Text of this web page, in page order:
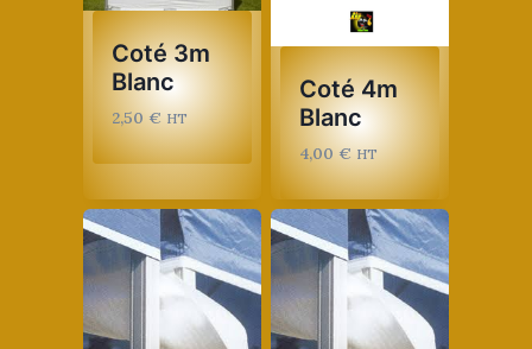
Coté 3m
Blanc
2,50 € HT
Coté 4m
Blanc
4,00€ HT